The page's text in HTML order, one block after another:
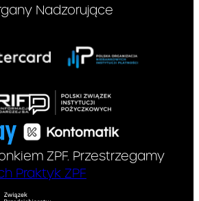
Nadzorujące
ZPF. Przestrzegamy
Praktyk ZPF